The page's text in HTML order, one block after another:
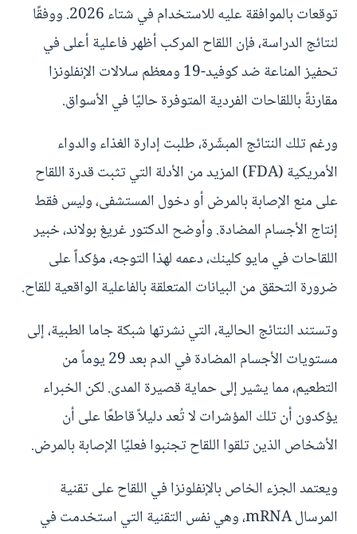
توقعات بالموافقة عليه للاستخدام في شتاء 2026. ووفقًا
لنتائج الدراسة، فإن اللقاح المركب أظهر فاعلية أعلى في
تحفيز المناعة ضد كوفيد-19 ومعظم سلالات الإنفلونزا
مقارنةً باللقاحات الفردية المتوفرة حاليًا في الأسواق.
ورغم تلك النتائج المبشّرة، طلبت إدارة الغذاء والدواء
الأمريكية (FDA) المزيد من الأدلة التي تثبت قدرة اللقاح
على منع الإصابة بالمرض أو دخول المستشفى، وليس فقط
إنتاج الأجسام المضادة. وأوضح الدكتور غريغ بولاند، خبير
اللقاحات في مايو كلينك، دعمه لهذا التوجه، مؤكداً على
ضرورة التحقق من البيانات المتعلقة بالفاعلية الواقعية للقاح.
وتستند النتائج الحالية، التي نشرتها شبكة جاما الطبية، إلى
مستويات الأجسام المضادة في الدم بعد 29 يوماً من
التطعيم، مما يشير إلى حماية قصيرة المدى. لكن الخبراء
يؤكدون أن تلك المؤشرات لا تُعد دليلاً قاطعًا على أن
الأشخاص الذين تلقوا اللقاح تجنبوا فعليًا الإصابة بالمرض.
ويعتمد الجزء الخاص بالإنفلونزا في اللقاح على تقنية
المرسال mRNA، وهي نفس التقنية التي استخدمت في